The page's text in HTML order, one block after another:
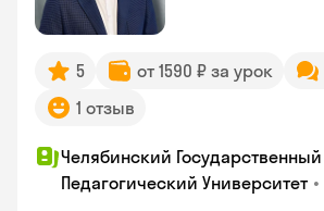
5 от 1590 ₽ за урок
1 отзыв
Челябинский Государственный
Педагогический Университет •